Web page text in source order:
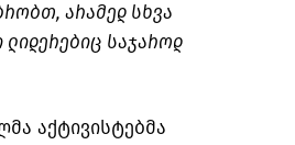
არამედ სხვა
საჯაროდ
აქტივისტებმა